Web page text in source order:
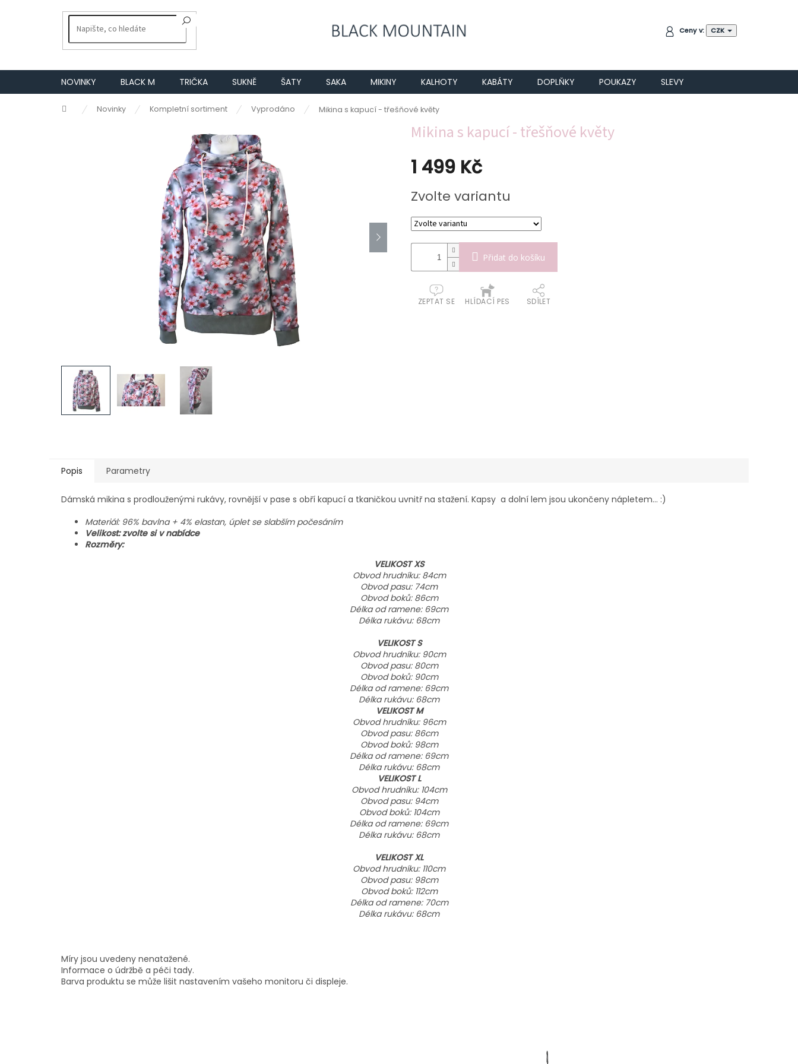
NÁKUPNÍCeny v: CZK
NOVINKY BLACK M TRIČKA SUKNĚ ŠATY SAKA MIKINY KALHOTY KABÁTY DOPLŇKY POUKAZY SLEVY
Domů Novinky Kompletní sortiment Vyprodáno Mikina s kapucí - třešňové květy
Mikina s kapucí - třešňové květy
1 499 Kč
cena:
Zvolte variantu
Přidat do košíku
ZEPTAT SE HLÍDACÍ PES SDÍLET
Popis Parametry
Dámská mikina s prodlouženými rukávy, rovnější v pase s obří kapucí a tkaničkou uvnitř na stažení. Kapsy a dolní lem jsou ukončeny nápletem... :)
Materiál: 96% bavlna + 4% elastan, úplet se slabším počesáním
Velikost: zvolte si v nabídce
Rozměry:
VELIKOST XS
Obvod hrudníku: 84cm
Obvod pasu: 74cm
Obvod boků: 86cm
Délka od ramene: 69cm
Délka rukávu: 68cm
VELIKOST S
Obvod hrudníku: 90cm
Obvod pasu: 80cm
Obvod boků: 90cm
Délka od ramene: 69cm
Délka rukávu: 68cm
VELIKOST M
Obvod hrudníku: 96cm
Obvod pasu: 86cm
Obvod boků: 98cm
Délka od ramene: 69cm
Délka rukávu: 68cm
VELIKOST L
Obvod hrudníku: 104cm
Obvod pasu: 94cm
Obvod boků: 104cm
Délka od ramene: 69cm
Délka rukávu: 68cm
VELIKOST XL
Obvod hrudníku: 110cm
Obvod pasu: 98cm
Obvod boků: 112cm
Délka od ramene: 70cm
Délka rukávu: 68cm
Míry jsou uvedeny nenatažené.
Informace o údržbě a péči tady.
Barva produktu se může lišit nastavením vašeho monitoru či displeje.